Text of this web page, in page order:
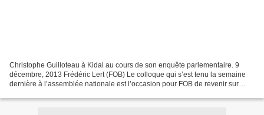
Christophe Guilloteau à Kidal au cours de son enquête parlementaire. 9
décembre, 2013 Frédéric Lert (FOB) Le colloque qui s’est tenu la semaine
dernière à l’assemblée nationale est l’occasion pour FOB de revenir sur